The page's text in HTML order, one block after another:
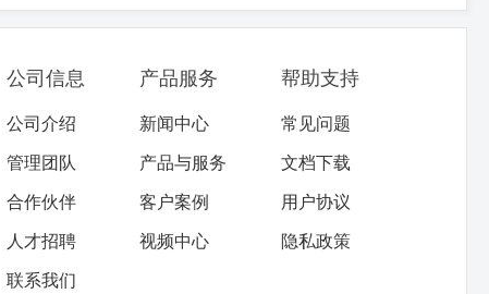
公司信息
公司介绍
管理团队
合作伙伴
人才招聘
联系我们
产品服务
新闻中心
产品与服务
客户案例
视频中心
帮助支持
常见问题
文档下载
用户协议
隐私政策